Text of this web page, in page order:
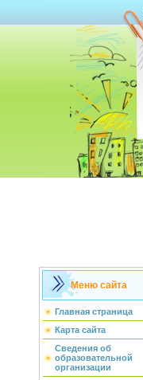
Меню сайта
Главная страница
Карта сайта
Сведения об
образовательной
организации